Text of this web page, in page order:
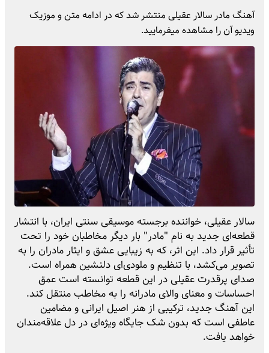
آهنگ مادر سالار عقیلی منتشر شد که در ادامه متن و موزیک
ویدیو آن را مشاهده میفرمایید.
سالار عقیلی، خواننده برجسته موسیقی سنتی ایران، با انتشار
قطعه‌ای جدید به نام "مادر" بار دیگر مخاطبان خود را تحت
تأثیر قرار داد. این اثر، که به زیبایی عشق و ایثار مادران را به
تصویر می‌کشد، با تنظیم و ملودی‌ای دلنشین همراه است.
صدای پرقدرت عقیلی در این قطعه توانسته است عمق
احساسات و معنای والای مادرانه را به مخاطب منتقل کند.
این آهنگ جدید، ترکیبی از هنر اصیل ایرانی و مضامین
عاطفی است که بدون شک جایگاه ویژه‌ای در دل علاقه‌مندان
خواهد یافت.